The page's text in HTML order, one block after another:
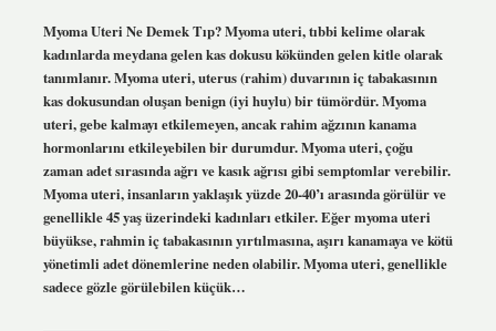
Myoma Uteri Ne Demek Tıp? Myoma uteri, tıbbi kelime olarak
kadınlarda meydana gelen kas dokusu kökünden gelen kitle olarak
tanımlanır. Myoma uteri, uterus (rahim) duvarının iç tabakasının
kas dokusundan oluşan benign (iyi huylu) bir tümördür. Myoma
uteri, gebe kalmayı etkilemeyen, ancak rahim ağzının kanama
hormonlarını etkileyebilen bir durumdur. Myoma uteri, çoğu
zaman adet sırasında ağrı ve kasık ağrısı gibi semptomlar verebilir.
Myoma uteri, insanların yaklaşık yüzde 20-40’ı arasında görülür ve
genellikle 45 yaş üzerindeki kadınları etkiler. Eğer myoma uteri
büyükse, rahmin iç tabakasının yırtılmasına, aşırı kanamaya ve kötü
yönetimli adet dönemlerine neden olabilir. Myoma uteri, genellikle
sadece gözle görülebilen küçük…